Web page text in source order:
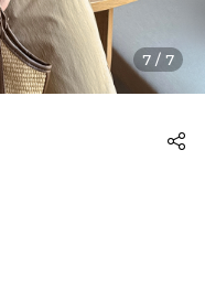
1 / 7